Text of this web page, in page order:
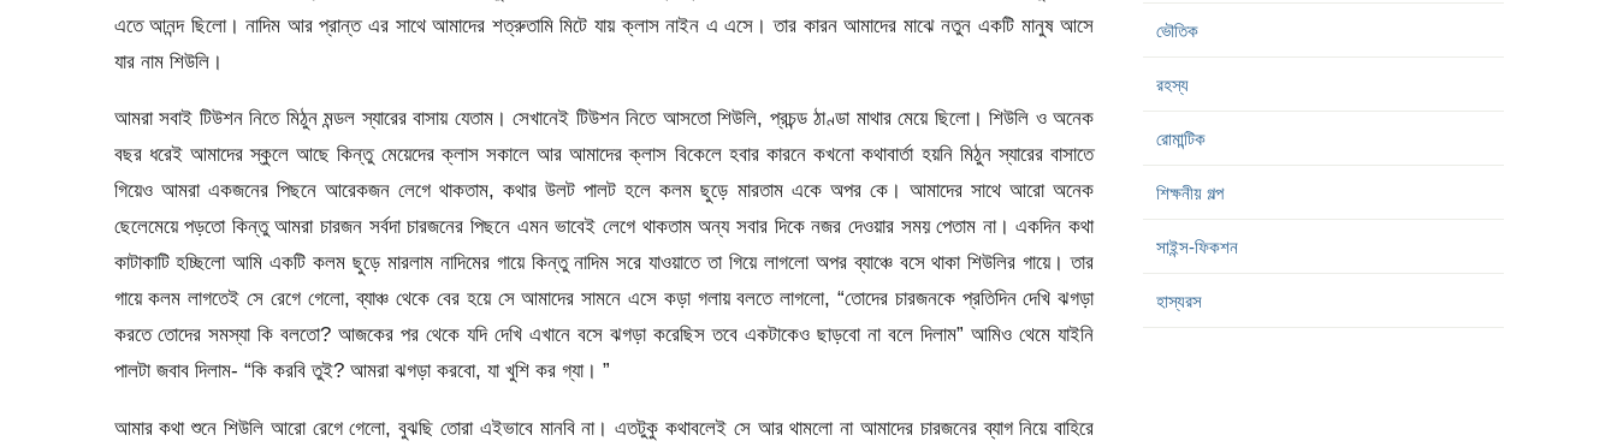
এতে আনন্দ ছিলো। নাদিম আর প্রান্ত এর সাথে আমাদের শত্রুতামি মিটে যায় ক্লাস নাইন এ এসে। তার কারন আমাদের মাঝে নতুন একটি মানুষ আসে
যার নাম শিউলি।
আমরা সবাই টিউশন নিতে মিঠুন মন্ডল স্যারের বাসায় যেতাম। সেখানেই টিউশন নিতে আসতো শিউলি, প্রচন্ড ঠাণ্ডা মাথার মেয়ে ছিলো। শিউলি ও অনেক
বছর ধরেই আমাদের স্কুলে আছে কিন্তু মেয়েদের ক্লাস সকালে আর আমাদের ক্লাস বিকেলে হবার কারনে কখনো কথাবার্তা হয়নি মিঠুন স্যারের বাসাতে
গিয়েও আমরা একজনের পিছনে আরেকজন লেগে থাকতাম, কথার উলট পালট হলে কলম ছুড়ে মারতাম একে অপর কে। আমাদের সাথে আরো অনেক
ছেলেমেয়ে পড়তো কিন্তু আমরা চারজন সর্বদা চারজনের পিছনে এমন ভাবেই লেগে থাকতাম অন্য সবার দিকে নজর দেওয়ার সময় পেতাম না। একদিন কথা
কাটাকাটি হচ্ছিলো আমি একটি কলম ছুড়ে মারলাম নাদিমের গায়ে কিন্তু নাদিম সরে যাওয়াতে তা গিয়ে লাগলো অপর ব্যাঞ্চে বসে থাকা শিউলির গায়ে। তার
গায়ে কলম লাগতেই সে রেগে গেলো, ব্যাঞ্চ থেকে বের হয়ে সে আমাদের সামনে এসে কড়া গলায় বলতে লাগলো, “তোদের চারজনকে প্রতিদিন দেখি ঝগড়া
করতে তোদের সমস্যা কি বলতো? আজকের পর থেকে যদি দেখি এখানে বসে ঝগড়া করেছিস তবে একটাকেও ছাড়বো না বলে দিলাম” আমিও থেমে যাইনি
পালটা জবাব দিলাম- “কি করবি তুই? আমরা ঝগড়া করবো, যা খুশি কর গ্যা। ”
আমার কথা শুনে শিউলি আরো রেগে গেলো, বুঝছি তোরা এইভাবে মানবি না। এতটুকু কথাবলেই সে আর থামলো না আমাদের চারজনের ব্যাগ নিয়ে বাহিরে
ভৌতিক
রহস্য
রোমান্টিক
শিক্ষনীয় গল্প
সাইন্স-ফিকশন
হাস্যরস